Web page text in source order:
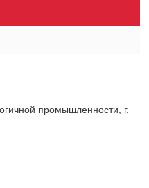
промышленности, г.